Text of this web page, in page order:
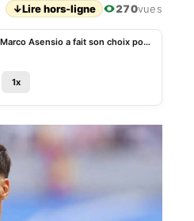
↓Lire hors-ligne 270vues
Real Madrid: Marco Asensio a fait son choix pour son avenir
1x